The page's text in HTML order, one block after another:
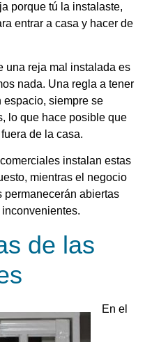
porque tú la instalaste,
entrar a casa y hacer de
una reja mal instalada es
nada. Una regla a tener
espacio, siempre se
lo que hace posible que
de la casa.
instalan estas
mientras el negocio
permanecerán abiertas
de las
En el